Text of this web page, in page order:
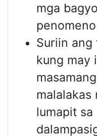
mga
Suriin ang
kung may
malalakas
lumapit sa